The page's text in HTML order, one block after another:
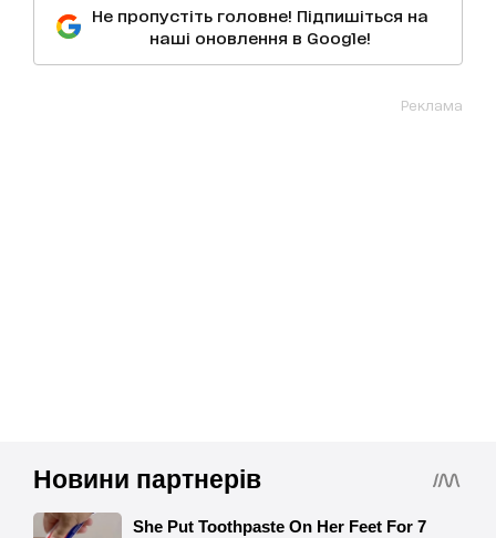
Не пропустіть головне! Підпишіться на
наші оновлення в Google!
Реклама